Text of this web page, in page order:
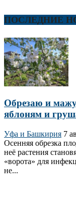
ПОСЛЕДНИЕ
Обрезаю и
яблоням и
Уфа и Башкирия 7
Осенняя обрезка
неё растения
«ворота» для
не...